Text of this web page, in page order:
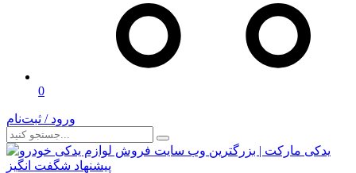
0
ورود / ثبت‌نام
پیشنهاد شگفت انگیز